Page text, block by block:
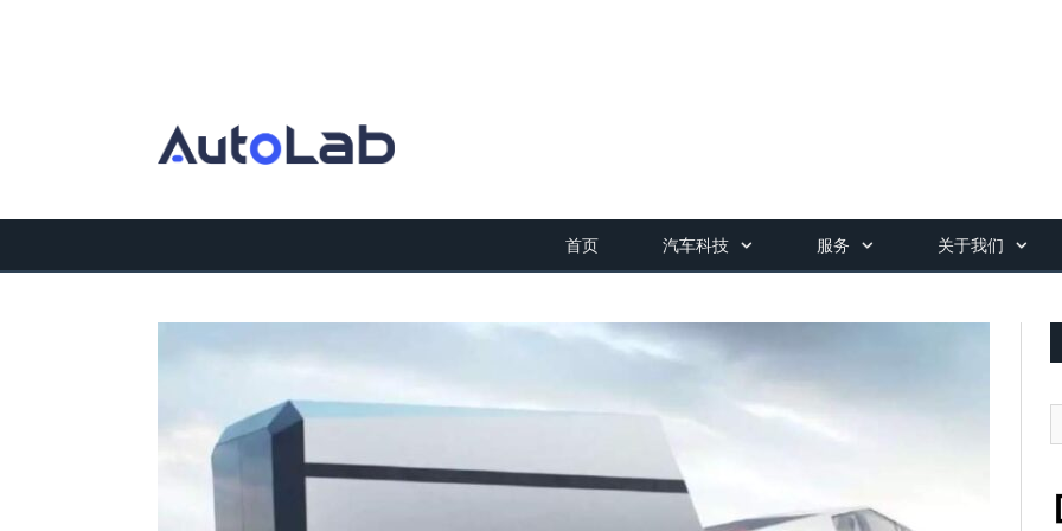
首页 汽车科技 服务 关于我们